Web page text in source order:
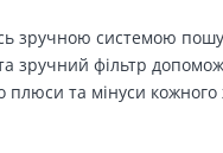
зручною системою
фільтр
та мінуси кожного